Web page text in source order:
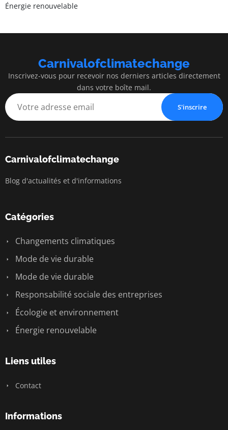
Énergie renouvelable
Carnivalofclimatechange
Inscrivez-vous pour recevoir nos derniers articles directement
dans votre boîte mail.
S'inscrire
Carnivalofclimatechange
Blog d'actualités et d'informations
Catégories
Changements climatiques
Mode de vie durable
Mode de vie durable
Responsabilité sociale des entreprises
Écologie et environnement
Énergie renouvelable
Liens utiles
Contact
Informations